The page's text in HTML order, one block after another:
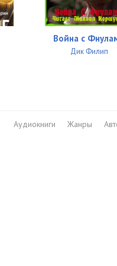
Война с
Дик Филип
Аудиокниги Жанры